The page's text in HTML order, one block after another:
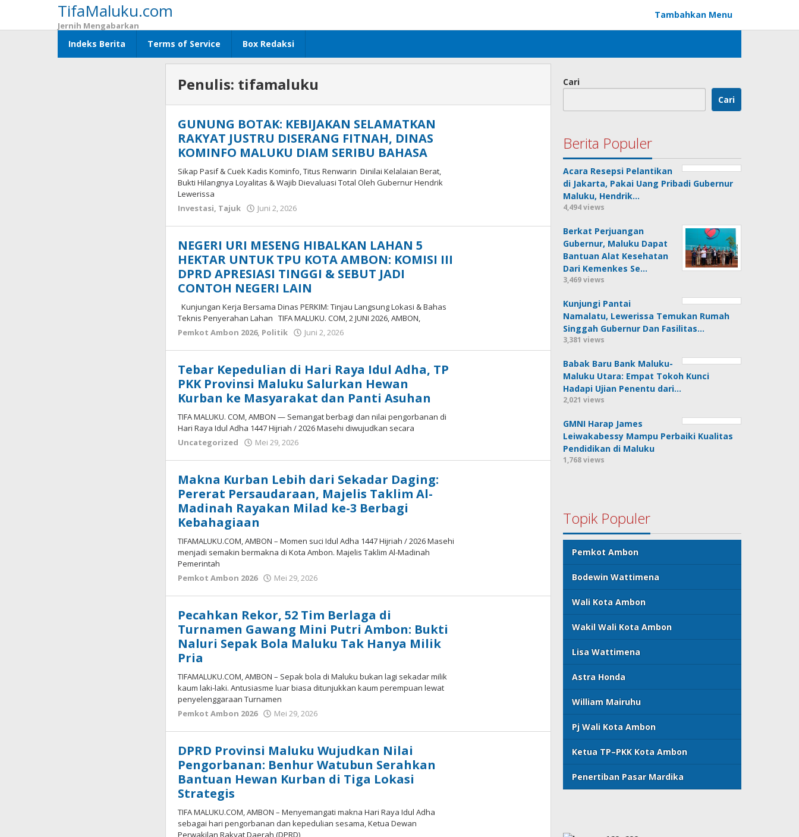
konten
TifaMaluku.com
Jernih Mengabarkan
Tambahkan Menu
Indeks Berita Terms of Service Box Redaksi
Penulis: tifamaluku
GUNUNG BOTAK: KEBIJAKAN SELAMATKAN
RAKYAT JUSTRU DISERANG FITNAH, DINAS
KOMINFO MALUKU DIAM SERIBU BAHASA
Sikap Pasif & Cuek Kadis Kominfo, Titus Renwarin Dinilai Kelalaian Berat,
Bukti Hilangnya Loyalitas & Wajib Dievaluasi Total Oleh Gubernur Hendrik
Lewerissa
Investasi, Tajuk Juni 2, 2026
NEGERI URI MESENG HIBALKAN LAHAN 5
HEKTAR UNTUK TPU KOTA AMBON: KOMISI III
DPRD APRESIASI TINGGI & SEBUT JADI
CONTOH NEGERI LAIN
Kunjungan Kerja Bersama Dinas PERKIM: Tinjau Langsung Lokasi & Bahas
Teknis Penyerahan Lahan TIFA MALUKU. COM, 2 JUNI 2026, AMBON,
Pemkot Ambon 2026, Politik Juni 2, 2026
Tebar Kepedulian di Hari Raya Idul Adha, TP
PKK Provinsi Maluku Salurkan Hewan
Kurban ke Masyarakat dan Panti Asuhan
TIFA MALUKU. COM, AMBON — Semangat berbagi dan nilai pengorbanan di
Hari Raya Idul Adha 1447 Hijriah / 2026 Masehi diwujudkan secara
Uncategorized
Mei 29, 2026
Makna Kurban Lebih dari Sekadar Daging:
Pererat Persaudaraan, Majelis Taklim Al-
Madinah Rayakan Milad ke-3 Berbagi
Kebahagiaan
TIFAMALUKU.COM, AMBON – Momen suci Idul Adha 1447 Hijriah / 2026 Masehi
menjadi semakin bermakna di Kota Ambon. Majelis Taklim Al-Madinah
Pemerintah
Pemkot Ambon 2026
Mei 29, 2026
Pecahkan Rekor, 52 Tim Berlaga di
Turnamen Gawang Mini Putri Ambon: Bukti
Naluri Sepak Bola Maluku Tak Hanya Milik
Pria
TIFAMALUKU.COM, AMBON – Sepak bola di Maluku bukan lagi sekadar milik
kaum laki-laki. Antusiasme luar biasa ditunjukkan kaum perempuan lewat
penyelenggaraan Turnamen
Pemkot Ambon 2026
Mei 29, 2026
DPRD Provinsi Maluku Wujudkan Nilai
Pengorbanan: Benhur Watubun Serahkan
Bantuan Hewan Kurban di Tiga Lokasi
Strategis
TIFA MALUKU.COM, AMBON – Menyemangati makna Hari Raya Idul Adha
sebagai hari pengorbanan dan kepedulian sesama, Ketua Dewan
Perwakilan Rakyat Daerah (DPRD)
Cari
Cari
Berita Populer
Acara Resepsi Pelantikan
di Jakarta, Pakai Uang Pribadi Gubernur
Maluku, Hendrik…
4,494 views
Berkat Perjuangan
Gubernur, Maluku Dapat
Bantuan Alat Kesehatan
Dari Kemenkes Se…
3,469 views
Kunjungi Pantai
Namalatu, Lewerissa Temukan Rumah
Singgah Gubernur Dan Fasilitas…
3,381 views
Babak Baru Bank Maluku-
Maluku Utara: Empat Tokoh Kunci
Hadapi Ujian Penentu dari…
2,021 views
GMNI Harap James
Leiwakabessy Mampu Perbaiki Kualitas
Pendidikan di Maluku
1,768 views
Topik Populer
Pemkot Ambon
Bodewin Wattimena
Wali Kota Ambon
Wakil Wali Kota Ambon
Lisa Wattimena
Astra Honda
William Mairuhu
Pj Wali Kota Ambon
Ketua TP–PKK Kota Ambon
Penertiban Pasar Mardika